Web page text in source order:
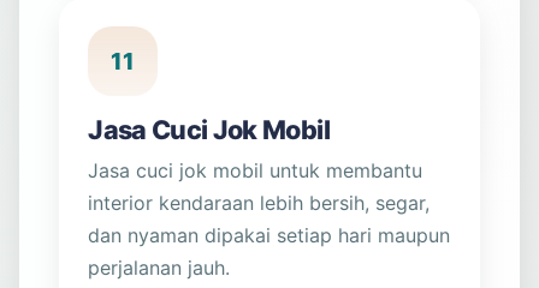
11
Jasa Cuci Jok Mobil
Jasa cuci jok mobil untuk membantu
interior kendaraan lebih bersih, segar,
dan nyaman dipakai setiap hari maupun
perjalanan jauh.